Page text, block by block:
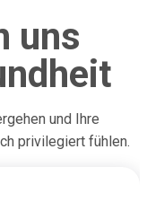
uns
und Ihre
privilegiert fühlen.